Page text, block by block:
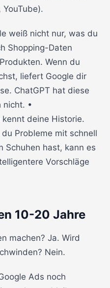
weiß nicht nur, was du
Shopping-Daten
Wenn du
liefert Google dir
ChatGPT hat diese
nicht. •
kennt deine Historie.
Probleme mit schnell
Schuhen hast, kann es
Vorschläge
10-20 Jahre
machen? Ja. Wird
Nein.
Ads noch